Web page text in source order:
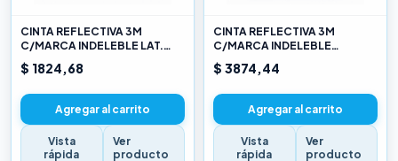
CINTA REFLECTIVA 3M
C/MARCA INDELEBLE LAT.
$ 1824,68
Agregar al carrito
Vista
rápida
Ver
producto
CINTA REFLECTIVA 3M
C/MARCA INDELEBLE
TRASERA BLANCA Y ROJO X
METRO
$ 3874,44
Agregar al carrito
Vista
rápida
Ver
producto